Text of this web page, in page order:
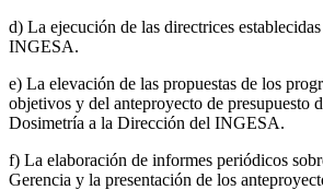
d) La ejecución de las directrices
INGESA.
e) La elevación de las propuestas de los
objetivos y del anteproyecto de presupuesto
Dosimetría a la Dirección del INGESA.
f) La elaboración de informes periódicos
Gerencia y la presentación de los